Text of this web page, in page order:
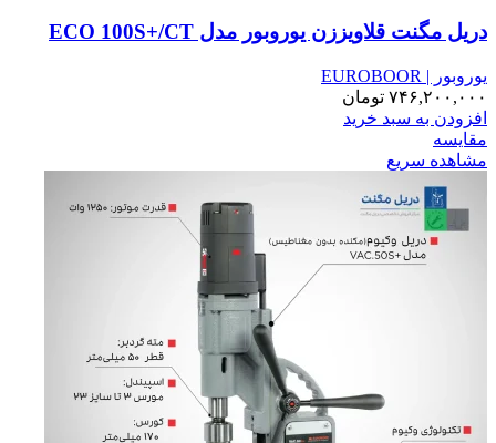
دریل مگنت قلاویززن یوروبور مدل ECO 100S+/CT
یوروبور | EUROBOOR
۷۴۶,۲۰۰,۰۰۰ تومان
افزودن به سبد خرید
مقایسه
مشاهده سریع